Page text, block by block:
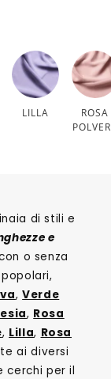
LILLA
ROSA
di stili e
e
o senza
,Verde
, Rosa
, Lilla, Rosa
ai diversi
cerchi per il